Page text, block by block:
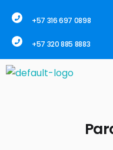
+57 316 697 0898
+57 320 885 8883